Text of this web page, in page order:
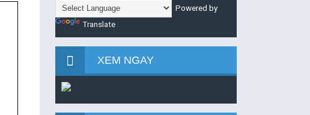
Powered by
Translate
XEM NGAY